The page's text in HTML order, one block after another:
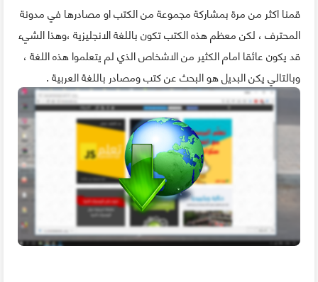
قمنا اكثر من مرة بمشاركة مجموعة من الكتب او مصادرها في مدونة
المحترف ، لكن معظم هذه الكتب تكون باللغة الانجليزية ،وهذا الشيء
قد يكون عائقا امام الكثير من الاشخاص الذي لم يتعلموا هذه اللغة ،
وبالتالي يكن البديل هو البحث عن كتب ومصادر باللغة العربية .